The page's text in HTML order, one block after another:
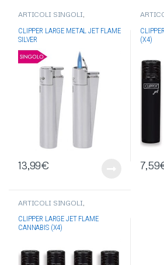
ARTICOLI SINGOLI,
CLIPPER ,ACCENDINI
ELETTRONICI,ACCENDINI IN
METALLO
FLAME
ACCENDINI REGALO
CLIPPER LARGE METAL JET FLAME
SILVER
13,99€
FLAME
(X4)
7,59
ARTICOLI SINGOLI
CLIPPER ,ACCENDINI
ELETTRONICI,ACCENDINI JET
FLAME
CLIPPER LARGE JET FLAME
CANNABIS (X4)